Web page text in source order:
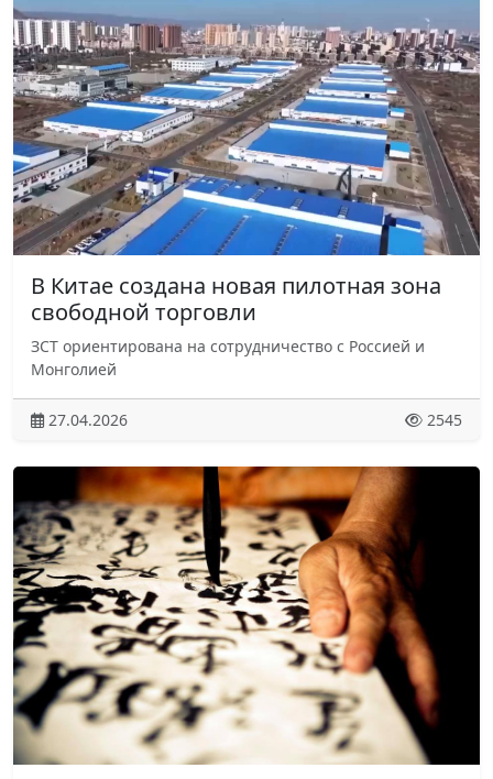
В Китае создана новая пилотная зона
свободной торговли
ЗСТ ориентирована на сотрудничество с Россией и
Монголией
27.04.2026 2545